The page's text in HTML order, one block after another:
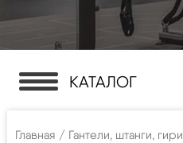
КАТАЛОГ
Главная / Гантели, штанги, гири